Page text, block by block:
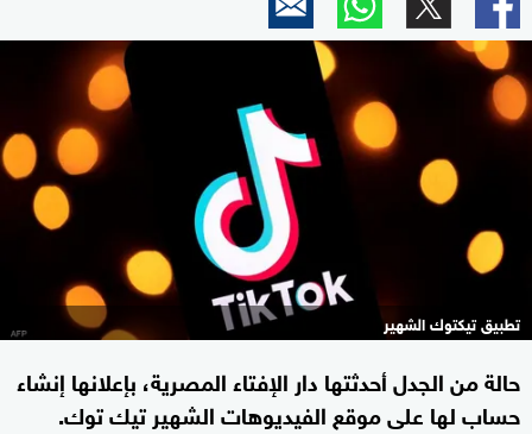
تطبيق تيكتوك الشهير
حالة من الجدل أحدثتها دار الإفتاء المصرية، بإعلانها إنشاء
حساب لها على موقع الفيديوهات الشهير تيك توك.